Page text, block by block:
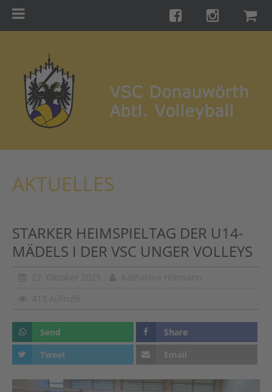
Training
Turniere
Kontakt
Shop
AKTUELLES
STARKER HEIMSPIELTAG DER U14-
MÄDELS I DER VSC UNGER VOLLEYS
Send
Share
Tweet
Email